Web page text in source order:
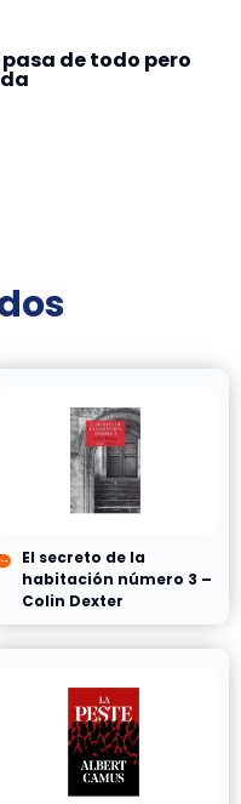
de todo pero
El secreto de la
habitación número 3 –
Colin Dexter